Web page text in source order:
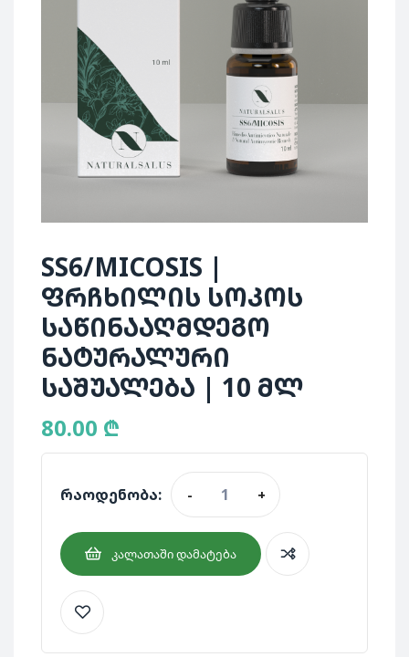
SS6/MICOSIS |
ფრჩხილის სოკოს
საწინააღმდეგო
ნატურალური
საშუალება | 10 მლ
80.00 ₾
რაოდენობა: - +
ᲙᲐᲚᲐᲗᲐᲨᲘ ᲓᲐᲛᲐᲢᲔᲑᲐ